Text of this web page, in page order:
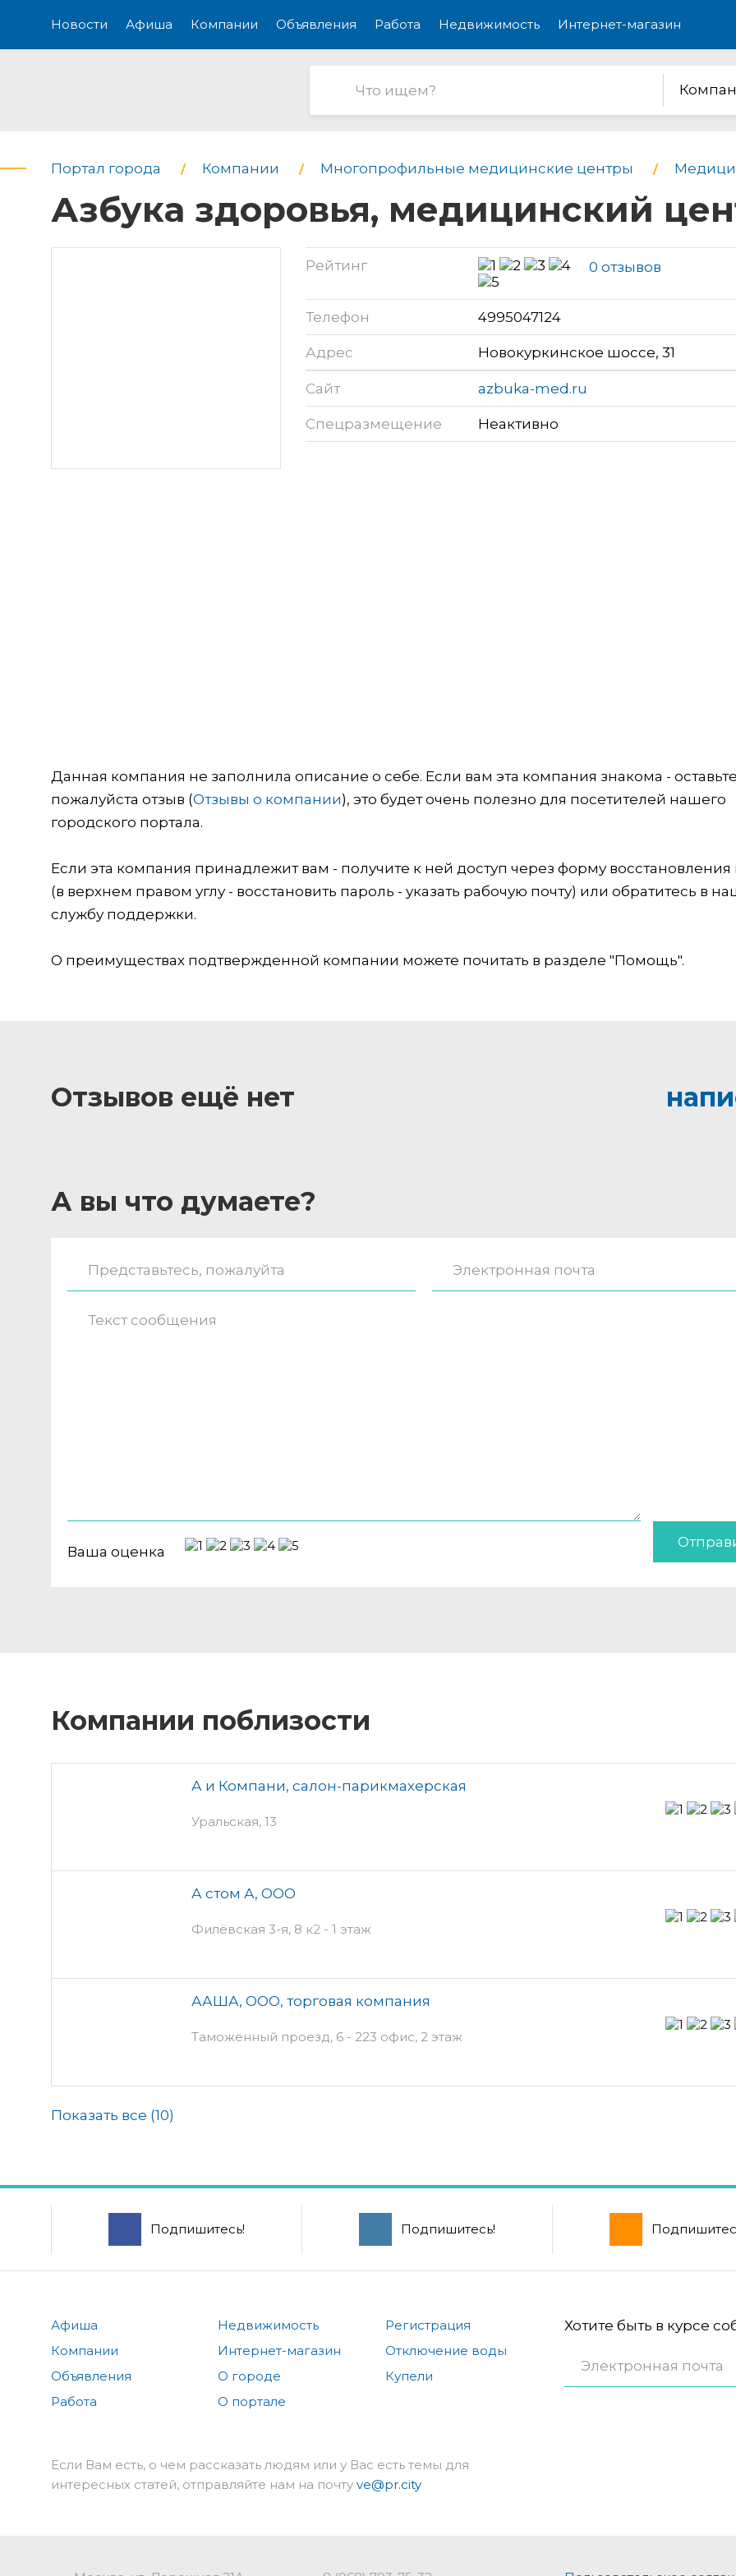
Новости Афиша Компании Объявления Работа Недвижимость Интернет-магазин
Портал города Компании Многопрофильные медицинские центры
Азбука здоровья, медицинский
Рейтинг 0 отзывов
Телефон 4995047124
Адрес Новокуркинское шоссе, 31
Сайт azbuka-med.ru
Спецразмещение Неактивно
Данная компания не заполнила описание о себе. Если вам эта компания знакома -
пожалуйста отзыв (Отзывы о компании), это будет очень полезно для посетителей нашего
городского портала.
Если эта компания принадлежит вам - получите к ней доступ через форму восстановления
(в верхнем правом углу - восстановить пароль - указать рабочую почту) или обратитесь в
службу поддержки.
О преимуществах подтвержденной компании можете почитать в разделе "Помощь".
Отзывов ещё нет
А вы что думаете?
Ваша оценка
Компании поблизости
А и Компани, салон-парикмахерская
Уральская, 13
А стом А, ООО
Филёвская 3-я, 8 к2 - 1 этаж
ААША, ООО, торговая компания
Таможенный проезд, 6 - 223 офис, 2 этаж
Показать все (10)
Подпишитесь! Подпишитесь!
Афиша
Компании
Объявления
Работа
Недвижимость
Интернет-магазин
О городе
О портале
Регистрация
Отключение воды
Купели
Хотите быть в курсе
Если Вам есть, о чем рассказать людям или у Вас есть темы для
интересных статей, отправляйте нам на почту ve@pr.city